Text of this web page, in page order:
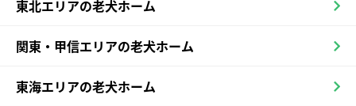
東北エリアの老犬ホーム
関東・甲信エリアの老犬ホーム
東海エリアの老犬ホーム